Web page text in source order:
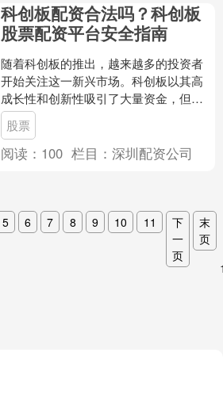
科创板配资合法吗？科创板
股票配资平台安全指南
随着科创板的推出，越来越多的投资者
开始关注这一新兴市场。科创板以其高
成长性和创新性吸引了大量资金，但同
时也伴随着较高的风险。在这样的背景
下，一些投资者可能会考虑....
股票
阅读： 100 栏目：深圳配资公司
5 6 7 8 9 10 11
下
一
页
末
页